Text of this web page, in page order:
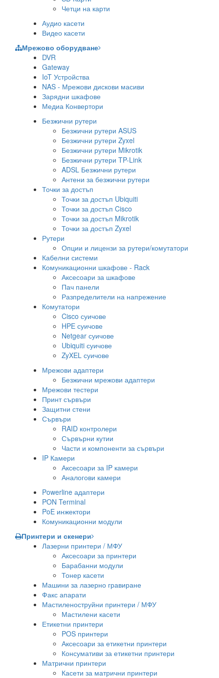
Четци на карти
Аудио касети
Видео касети
Мрежово оборудване
DVR
Gateway
IoT Устройства
NAS - Мрежови дискови масиви
Зарядни шкафове
Медиа Конвертори
Безжични рутери
Безжични рутери ASUS
Безжични рутери Zyxel
Безжични рутери Mikrotik
Безжични рутери TP-Link
ADSL Безжични рутери
Антени за безжични рутери
Точки за достъп
Точки за достъп Ubiquiti
Точки за достъп Cisco
Точки за достъп Mikrotik
Точки за достъп Zyxel
Рутери
Опции и лицензи за рутери/комутатори
Кабелни системи
Комуникационни шкафове - Rack
Аксесоари за шкафове
Пач панели
Разпределители на напрежение
Комутатори
Cisco суичове
HPE суичове
Netgear суичове
Ubiquiti суичове
ZyXEL суичове
Мрежови адаптери
Безжични мрежови адаптери
Мрежови тестери
Принт сървъри
Защитни стени
Сървъри
RAID контролери
Сървърни кутии
Части и компоненти за сървъри
IP Камери
Аксесоари за IP камери
Аналогови камери
Powerline адаптери
PON Terminal
PoE инжектори
Комуникационни модули
Принтери и скенери
Лазерни принтери / МФУ
Аксесоари за принтери
Барабанни модули
Тонер касети
Машини за лазерно гравиране
Факс апарати
Мастиленоструйни принтери / МФУ
Мастилени касети
Етикетни принтери
POS принтери
Аксесоари за етикетни принтери
Консумативи за етикетни принтери
Матрични принтери
Касети за матрични принтери